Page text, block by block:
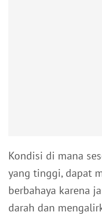
Kondisi di mana
yang tinggi, dapat
berbahaya karena
darah dan